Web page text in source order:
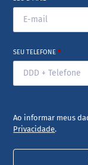
SEU TELEFONE*
Ao informar meus
Privacidade.